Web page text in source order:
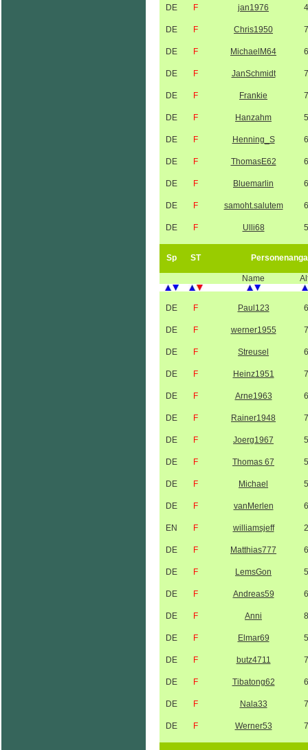
DE F jan1976
DE F Chris1950
DE F MichaelM64
DE F JanSchmidt
DE F Frankie
DE F Hanzahm
DE F Henning_S
DE F ThomasE62
DE F Bluemarlin
DE F samoht.salutem
DE F Ulli68
Sp ST
Name
DE F Paul123
DE F werner1955
DE F Streusel
DE F Heinz1951
DE F Arne1963
DE F Rainer1948
DE F Joerg1967
DE F Thomas 67
DE F Michael
DE F vanMerlen
EN F williamsjeff
DE F Matthias777
DE F LemsGon
DE F Andreas59
DE F Anni
DE F Elmar69
DE F butz4711
DE F Tibatong62
DE F Nala33
DE F Werner53